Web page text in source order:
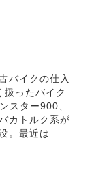
バイクの仕入
扱ったバイク
スター900、
カトルク系が
。最近は